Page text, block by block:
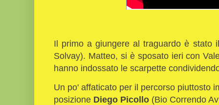
Il primo a giungere al traguardo è stato
Solvay). Matteo, si è sposato ieri con
hanno indossato le scarpette
Un po' affaticato per il percorso piuttosto
posizione Diego Picollo (Bio Correndo